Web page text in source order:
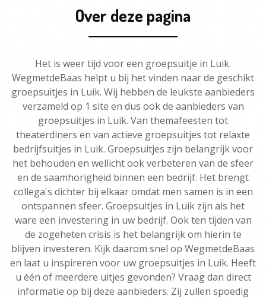
Over deze pagina
Het is weer tijd voor een groepsuitje in Luik.
WegmetdeBaas helpt u bij het vinden naar de geschikt
groepsuitjes in Luik. Wij hebben de leukste aanbieders
verzameld op 1 site en dus ook de aanbieders van
groepsuitjes in Luik. Van themafeesten tot
theaterdiners en van actieve groepsuitjes tot relaxte
bedrijfsuitjes in Luik. Groepsuitjes zijn belangrijk voor
het behouden en wellicht ook verbeteren van de sfeer
en de saamhorigheid binnen een bedrijf. Het brengt
collega's dichter bij elkaar omdat men samen is in een
ontspannen sfeer. Groepsuitjes in Luik zijn als het
ware een investering in uw bedrijf. Ook ten tijden van
de zogeheten crisis is het belangrijk om hierin te
blijven investeren. Kijk daarom snel op WegmetdeBaas
en laat u inspireren voor uw groepsuitjes in Luik. Heeft
u één of meerdere uitjes gevonden? Vraag dan direct
informatie op bij deze aanbieders. Zij zullen spoedig